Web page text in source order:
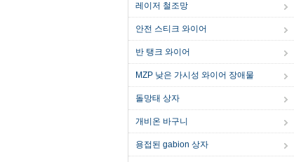
레이저 철조망
안전 스티크 와이어
반 탱크 와이어
MZP 낮은 가시성 와이어 장애물
돌망태 상자
개비온 바구니
용접된 gabion 상자